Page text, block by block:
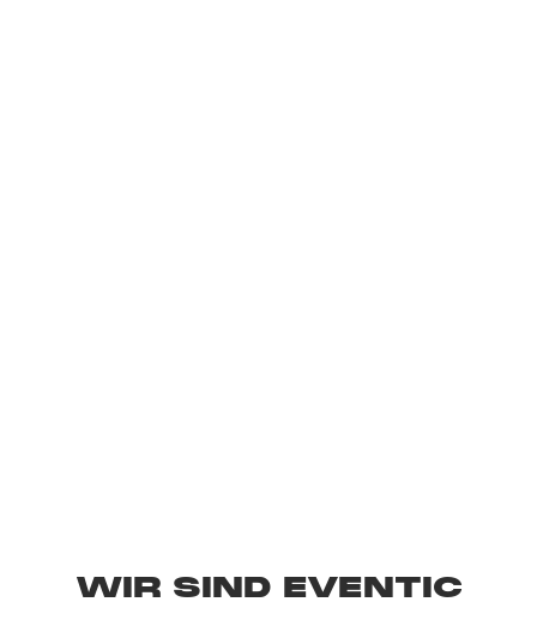
WIR SIND EVENTIC